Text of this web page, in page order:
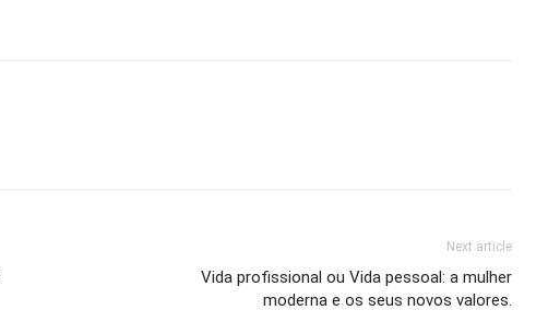
Next article
Vida profissional ou Vida pessoal: a mulher
moderna e os seus novos valores.